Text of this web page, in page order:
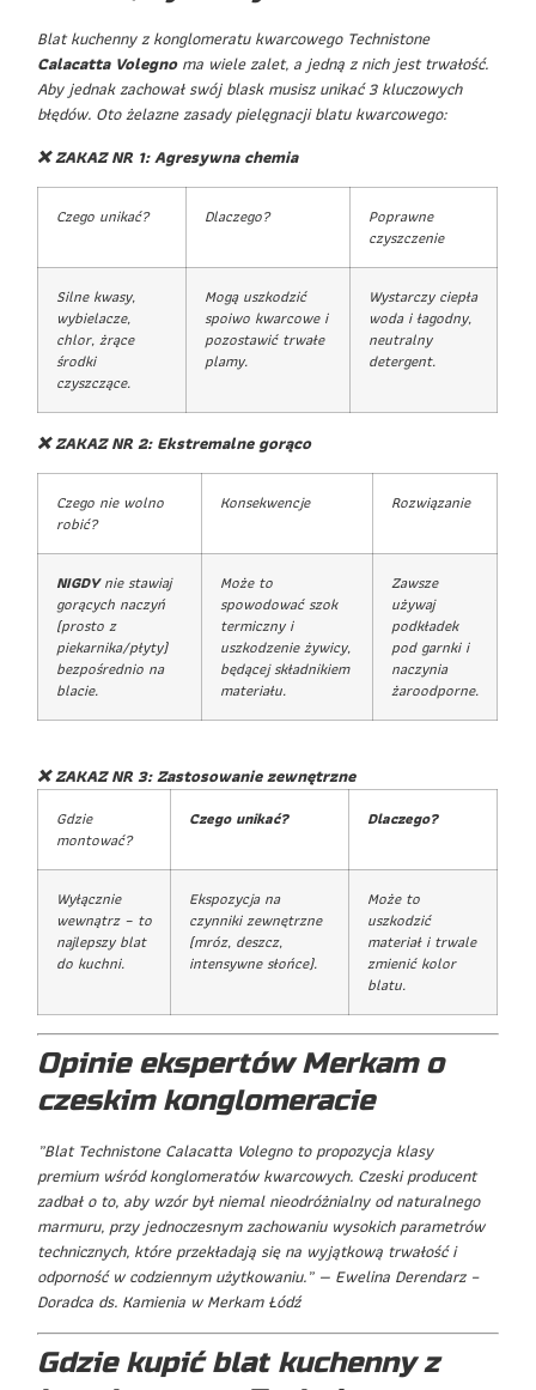
Blat kuchenny z konglomeratu kwarcowego Technistone
Calacatta Volegnoma wiele zalet, a jedną z nich jest trwałość.
Aby jednak zachował swój blask musisz unikać 3 kluczowych
błędów. Oto żelazne zasady pielęgnacji blatu kwarcowego:
❌ ZAKAZ NR 1: Agresywna chemia
Czego unikać? Dlaczego?
Poprawne
czyszczenie
Silne kwasy,
wybielacze,
chlor, żrące
środki
czyszczące.
Mogą uszkodzić
spoiwo kwarcowe i
pozostawić trwałe
plamy.
Wystarczy ciepła
woda i łagodny,
neutralny
detergent.
❌ ZAKAZ NR 2: Ekstremalne gorąco
Czego nie wolno
robić?
Konsekwencje Rozwiązanie
NIGDYnie stawiaj
gorących naczyń
(prosto z
piekarnika/płyty)
bezpośrednio na
blacie.
Może to
spowodować szok
termiczny i
uszkodzenie żywicy,
będącej składnikiem
materiału.
Zawsze
używaj
podkładek
pod garnki i
naczynia
żaroodporne.
❌ ZAKAZ NR 3: Zastosowanie zewnętrzne
Gdzie
montować?
Czego unikać? Dlaczego?
Wyłącznie
wewnątrz – to
najlepszy blat
do kuchni.
Ekspozycja na
czynniki zewnętrzne
(mróz, deszcz,
intensywne słońce).
Może to
uszkodzić
materiał i trwale
zmienić kolor
blatu.
Opinie ekspertów Merkam o
czeskim konglomeracie
„Blat Technistone Calacatta Volegno to propozycja klasy
premium wśród konglomeratów kwarcowych. Czeski producent
zadbał o to, aby wzór był niemal nieodróżnialny od naturalnego
marmuru, przy jednoczesnym zachowaniu wysokich parametrów
technicznych, które przekładają się na wyjątkową trwałość i
odporność w codziennym użytkowaniu.” — Ewelina Derendarz –
Doradca ds. Kamienia w Merkam Łódź
Gdzie kupić blat kuchenny z